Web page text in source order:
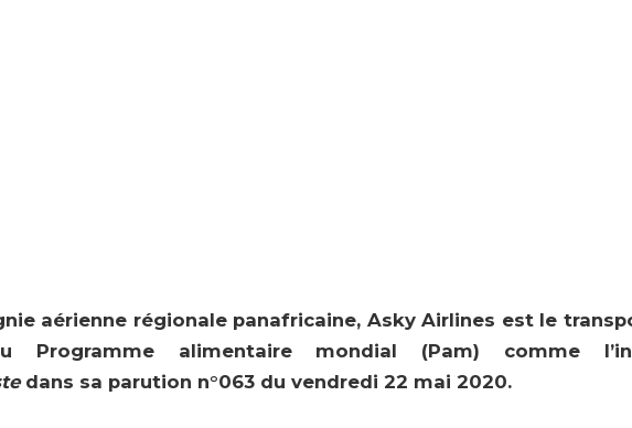
aérienne régionale panafricaine, Asky Airlines est le
Programme alimentaire mondial (Pam) comme
dans sa parution n°063 du vendredi 22 mai 2020.